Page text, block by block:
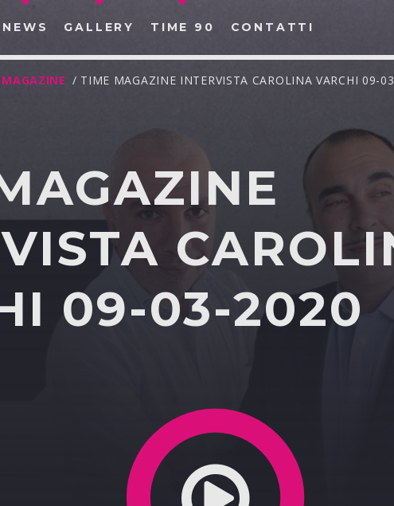
NEWS GALLERY TIME 90 CONTATTI
CERCA NEL SITO WEB:
/ TIME MAGAZINE INTERVISTA CAROLINA VARCHI 09-
09-03-2020
24-03-2020